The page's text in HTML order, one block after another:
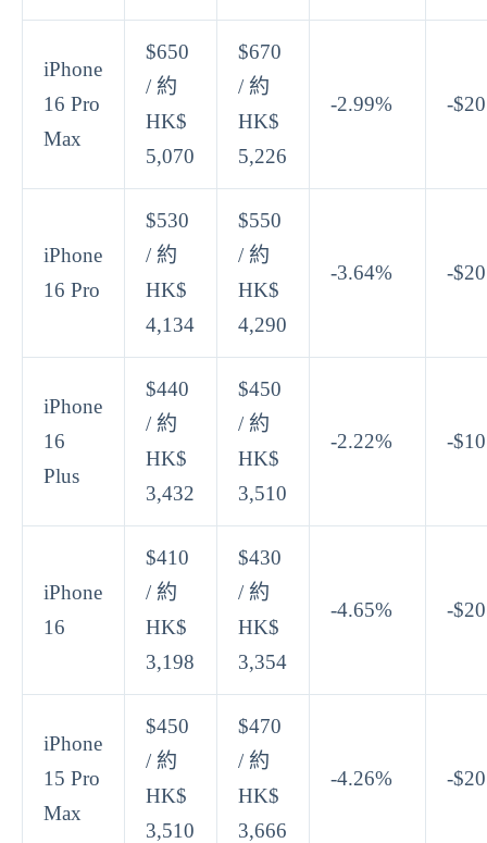
iPhone
16 Pro
Max
$650
/ 約
HK$
5,070
$670
/ 約
HK$
5,226
-2.99% -$20
iPhone
16 Pro
$530
/ 約
HK$
4,134
$550
/ 約
HK$
4,290
-3.64% -$20
iPhone
16
Plus
$440
/ 約
HK$
3,432
$450
/ 約
HK$
3,510
-2.22% -$10
iPhone
16
$410
/ 約
HK$
3,198
$430
/ 約
HK$
3,354
-4.65% -$20
iPhone
15 Pro
Max
$450
/ 約
HK$
3,510
$470
/ 約
HK$
3,666
-4.26% -$20